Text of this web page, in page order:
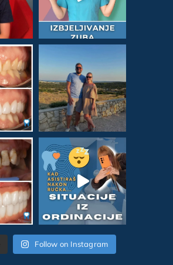
Follow on Instagram